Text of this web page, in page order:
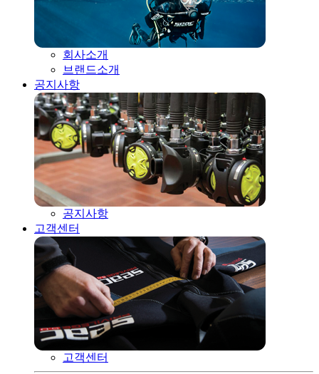
회사소개
브랜드소개
공지사항
공지사항
고객센터
고객센터